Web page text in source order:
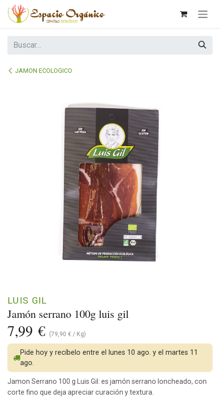
Ir al contenido
JAMON ECOLOGICO
Jamón serrano 100g luis gil
LUIS GIL
7,99 € (79,90 € / Kg)
Pide hoy y recíbelo entre el lunes 10 ago. y el martes 11
ago.
Jamon Serrano 100 g Luis Gil: es jamón serrano loncheado, con
corte fino que deja apreciar curación y textura.